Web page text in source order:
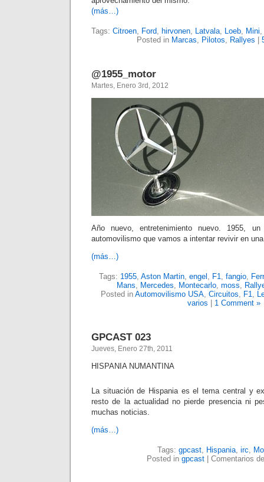
(más…)
Tags: Citroen, Ford, hirvonen, Latvala, Loeb, Mini,
Posted in Marcas, Pilotos, Rallyes
@1955_motor
Martes, Enero 3rd, 2012
Año nuevo, entretenimiento nuevo. 1955,
automovilismo que vamos a intentar revivir en
(más…)
Tags: 1955, Aston Martin, engel , F1, fangio,
Mans, Mercedes, Montecarlo, moss,
Posted in Automovilismo USA, Circuitos, F1,
varios
1 Comment »
GPCAST 023
Jueves, Enero 27th, 2011
HISPANIA NUMANTINA
La situación de Hispania es el tema central y
resto de la actualidad no pierde presencia ni
muchas noticias.
(más…)
Tags: gpcast, Hispania, irc,
Posted in gpcast| Comentarios